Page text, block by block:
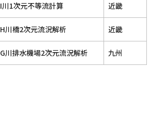
I川1次元不等流計算 近畿
H川橋2次元流況解析 近畿
G川排水機場2次元流況解析 九州